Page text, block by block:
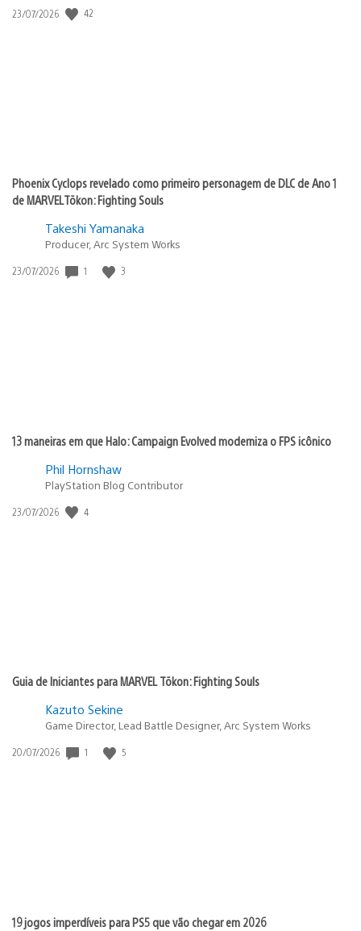
Data
23/07/2026 42
Phoenix Cyclops revelado como primeiro personagem de DLC de Ano 1
de MARVEL Tōkon: Fighting Souls
Takeshi Yamanaka
Producer, Arc System Works
Data
23/07/2026 1 3
13 maneiras em que Halo: Campaign Evolved moderniza o FPS icônico
Phil Hornshaw
PlayStation Blog Contributor
Data
23/07/2026 4
Guia de Iniciantes para MARVEL Tōkon: Fighting Souls
Kazuto Sekine
Game Director, Lead Battle Designer, Arc System Works
Data
20/07/2026 1 5
19 jogos imperdíveis para PS5 que vão chegar em 2026